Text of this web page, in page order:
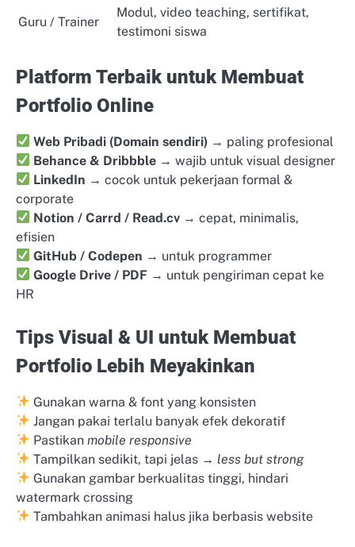
Guru / Trainer
Modul, video teaching, sertifikat,
testimoni siswa
Platform Terbaik untuk Membuat
Portfolio Online
Web Pribadi (Domain sendiri) → paling profesional
Behance & Dribbble → wajib untuk visual designer
LinkedIn → cocok untuk pekerjaan formal &
corporate
Notion / Carrd / Read.cv → cepat, minimalis,
efisien
GitHub / Codepen → untuk programmer
Google Drive / PDF → untuk pengiriman cepat ke
HR
Tips Visual & UI untuk Membuat
Portfolio Lebih Meyakinkan
Gunakan warna & font yang konsisten
Jangan pakai terlalu banyak efek dekoratif
Pastikanmobile responsive
Tampilkan sedikit, tapi jelas → less but strong
Gunakan gambar berkualitas tinggi, hindari
watermark crossing
Tambahkan animasi halus jika berbasis website